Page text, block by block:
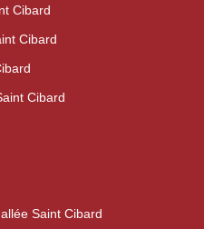
Cibard
Cibard
Cibard
Saint Cibard